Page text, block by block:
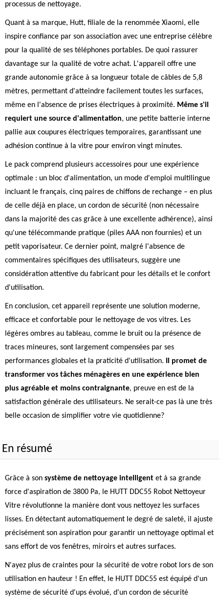
processus de nettoyage.
Quant à sa marque, Hutt, filiale de la renommée Xiaomi, elle
inspire confiance par son association avec une entreprise célèbre
pour la qualité de ses téléphones portables. De quoi rassurer
davantage sur la qualité de votre achat. L'appareil offre une
grande autonomie grâce à sa longueur totale de câbles de 5,8
mètres, permettant d'atteindre facilement toutes les surfaces,
même en l'absence de prises électriques à proximité. Même s'il
requiert une source d'alimentation, une petite batterie interne
pallie aux coupures électriques temporaires, garantissant une
adhésion continue à la vitre pour environ vingt minutes.
Le pack comprend plusieurs accessoires pour une expérience
optimale : un bloc d'alimentation, un mode d'emploi multilingue
incluant le français, cinq paires de chiffons de rechange – en plus
de celle déjà en place, un cordon de sécurité (non nécessaire
dans la majorité des cas grâce à une excellente adhérence), ainsi
qu'une télécommande pratique (piles AAA non fournies) et un
petit vaporisateur. Ce dernier point, malgré l'absence de
commentaires spécifiques des utilisateurs, suggère une
considération attentive du fabricant pour les détails et le confort
d'utilisation.
En conclusion, cet appareil représente une solution moderne,
efficace et confortable pour le nettoyage de vos vitres. Les
légères ombres au tableau, comme le bruit ou la présence de
traces mineures, sont largement compensées par ses
performances globales et la praticité d'utilisation.
Il promet de
transformer vos tâches ménagères en une expérience bien
plus agréable et moins contraignante, preuve en est de la
satisfaction générale des utilisateurs. Ne serait-ce pas là une très
belle occasion de simplifier votre vie quotidienne?
En résumé
Grâce à son système de nettoyage intelligent et à sa grande
force d'aspiration de 3800 Pa, le HUTT DDC55 Robot Nettoyeur
Vitre révolutionne la manière dont vous nettoyez les surfaces
lisses. En détectant automatiquement le degré de saleté, il ajuste
précisément son aspiration pour garantir un nettoyage optimal et
sans effort de vos fenêtres, miroirs et autres surfaces.
N'ayez plus de craintes pour la sécurité de votre robot lors de son
utilisation en hauteur ! En effet, le HUTT DDC55 est équipé d'un
système de sécurité d'ups évolué, d'un cordon de sécurité